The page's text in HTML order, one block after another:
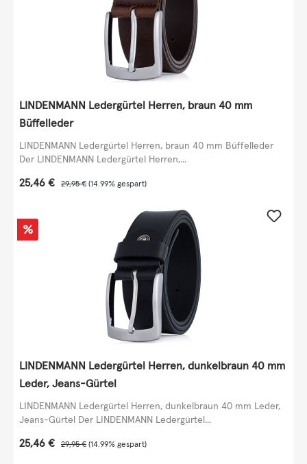
LINDENMANN Ledergürtel Herren, braun 40 mm
Büffelleder
LINDENMANN Ledergürtel Herren, braun 40 mm Büffelleder
Der LINDENMANN Ledergürtel Herren,...
Verkaufspreis:
25,46 € Regulärer Preis:
29,95 € (14.99% gespart)
Rabatt
%
LINDENMANN Ledergürtel Herren, dunkelbraun 40 mm
Leder, Jeans-Gürtel
LINDENMANN Ledergürtel Herren, dunkelbraun 40 mm Leder,
Jeans-Gürtel Der LINDENMANN Ledergürtel...
Verkaufspreis:
25,46 € Regulärer Preis:
29,95 € (14.99% gespart)